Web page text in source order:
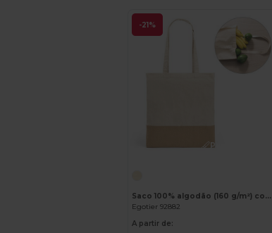
-21%
Personalize-o!
Saco 100% algodão (160 g/m²) com detalhes em imitação de juta
Egotier 92882
A partir de: